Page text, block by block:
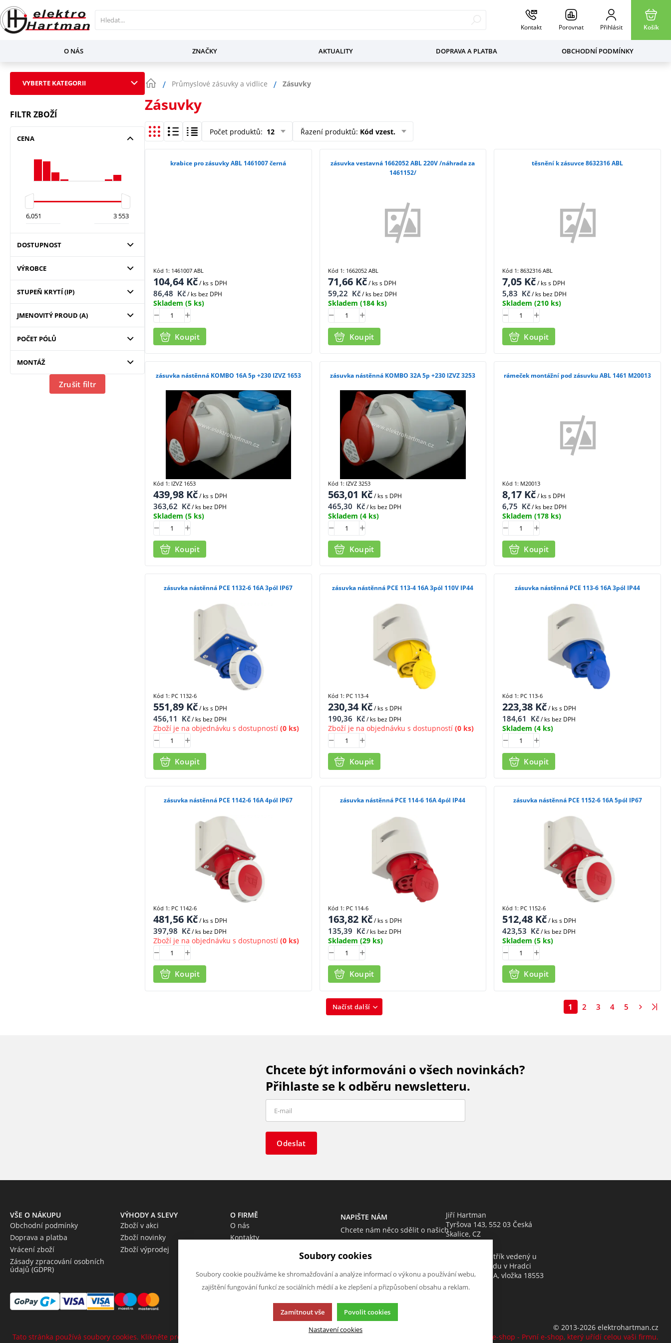
Kontakt Porovnat Přihlásit Košík
O NÁS ZNAČKY AKTUALITY DOPRAVA A PLATBA OBCHODNÍ PODMÍNKY
VYBERTE KATEGORII
FILTR ZBOŽÍ
CENA
DOSTUPNOST
VÝROBCE
STUPEŇ KRYTÍ (IP)
JMENOVITÝ PROUD (A)
POČET PÓLŮ
MONTÁŽ
Zrušit filtr
Průmyslové zásuvky a vidlice Zásuvky
Zásuvky
Počet produktů: 12 Řazení produktů: Kód vzest.
krabice pro zásuvky ABL 1461007 černá
104,64Kč/ kss DPH
86,48 Kč/ ks bez DPH
Skladem (5 ks)
Koupit
Kód 1: 1461007 ABL
zásuvka vestavná 1662052 ABL 220V /náhrada za
1461152/
71,66Kč/ kss DPH
59,22 Kč/ ks bez DPH
Skladem (184 ks)
Koupit
Kód 1: 1662052 ABL
těsnění k zásuvce 8632316 ABL
7,05 Kč/ kss DPH
5,83 Kč/ ks bez DPH
Skladem (210 ks)
Koupit
Kód 1: 8632316 ABL
zásuvka nástěnná KOMBO 16A 5p +230 IZVZ 1653
439,98 Kč/ kss DPH
363,62 Kč/ ks bez DPH
Skladem (5 ks)
Koupit
Kód 1: IZVZ 1653
zásuvka nástěnná KOMBO 32A 5p +230 IZVZ 3253
563,01 Kč/ kss DPH
465,30 Kč/ ks bez DPH
Skladem (4 ks)
Koupit
Kód 1: IZVZ 3253
rámeček montážní pod zásuvku ABL 1461 M20013
8,17 Kč/ kss DPH
6,75 Kč/ ks bez DPH
Skladem (178 ks)
Koupit
Kód 1: M20013
zásuvka nástěnná PCE 1132-6 16A 3pól IP67
551,89 Kč/ kss DPH
456,11 Kč/ ks bez DPH
Zboží je na objednávku s dostupností (0 ks)
Koupit
Kód 1: PC 1132-6
zásuvka nástěnná PCE 113-4 16A 3pól 110V IP44
230,34Kč/ kss DPH
190,36 Kč/ ks bez DPH
Zboží je na objednávku s dostupností(0 ks)
Koupit
Kód 1: PC 113-4
zásuvka nástěnná PCE 113-6 16A 3pól IP44
223,38 Kč/ kss DPH
184,61 Kč/ ks bez DPH
Skladem (4 ks)
Koupit
Kód 1: PC 113-6
zásuvka nástěnná PCE 1142-6 16A 4pól IP67
481,56 Kč/ kss DPH
397,98 Kč/ ks bez DPH
Zboží je na objednávku s dostupností (0 ks)
Koupit
Kód 1: PC 1142-6
zásuvka nástěnná PCE 114-6 16A 4pól IP44
163,82Kč/ kss DPH
135,39 Kč/ ks bez DPH
Skladem (29 ks)
Koupit
Kód 1: PC 114-6
zásuvka nástěnná PCE 1152-6 16A 5pól IP67
512,48 Kč/ kss DPH
423,53 Kč/ ks bez DPH
Skladem (5 ks)
Koupit
Kód 1: PC 1152-6
Načíst další 1 2 3 4 5
Chcete být informováni o všech novinkách?
Přihlaste se k odběru newsletteru.
Odeslat
VŠE O NÁKUPU
Obchodní podmínky
Doprava a platba
Vrácení zboží
Zásady zpracování osobních
údajů (GDPR)
VÝHODY A SLEVY
Zboží v akci
Zboží novinky
Zboží výprodej
O FIRMĚ
O nás
Kontakty
NAPIŠTE NÁM
Chcete nám něco sdělit o našich
Neváhejte napsat.
Chci napsat zprávu
Jiří Hartman
Tyršova 143, 552 03 Česká
Skalice, CZ
Obchodní rejstřík vedený u
Krajského soudu v Hradci
Králové, oddíl A, vložka 18553
Tato stránka používá soubory cookies. Klikněte pro více informací.
© 2013-2026 elektrohartman.cz
K2 e-shop - První e-shop, který uřídí celou vaši firmu.
Soubory cookies
Soubory cookie používáme ke shromažďování a analýze informací o výkonu a používání webu,
zajištění fungování funkcí ze sociálních médií a ke zlepšení a přizpůsobení obsahu a reklam.
Zamítnout vše Povolit cookies
Nastavení cookies